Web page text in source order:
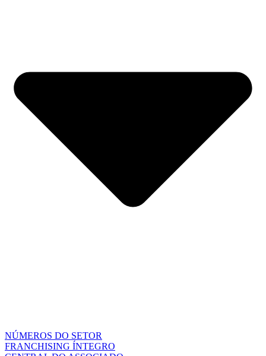
NÚMEROS DO SETOR
FRANCHISING ÍNTEGRO